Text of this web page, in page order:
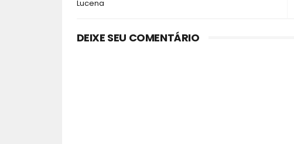
Lucena
DEIXE SEU COMENTÁRIO